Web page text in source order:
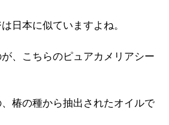
日本に似ていますよね。
、こちらのピュアカメリアシー
椿の種から抽出されたオイルで